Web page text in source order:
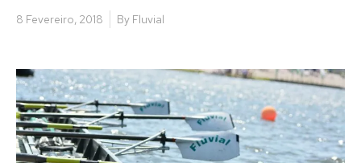
8 Fevereiro, 2018 By Fluvial